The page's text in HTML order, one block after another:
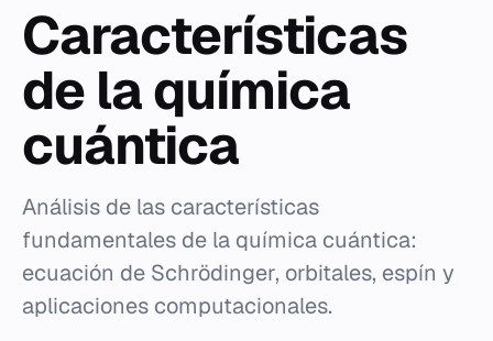
Características
de la química
cuántica
Análisis de las características
fundamentales de la química cuántica:
ecuación de Schrödinger, orbitales, espín y
aplicaciones computacionales.